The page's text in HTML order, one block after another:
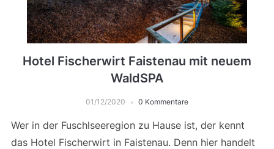
Hotel Fischerwirt Faistenau mit neuem
WaldSPA
01/12/2020 0 Kommentare
Wer in der Fuschlseeregion zu Hause ist, der kennt
das Hotel Fischerwirt in Faistenau. Denn hier handelt